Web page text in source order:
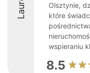
Olsztynie,
które
wspieraniu
8.5